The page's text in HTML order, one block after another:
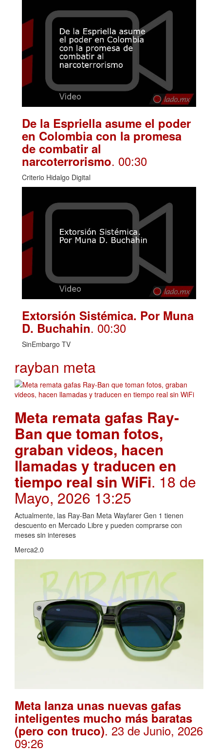
De la Espriella asume el poder
en Colombia con la promesa
de combatir al
narcoterrorismo. 00:30
Criterio Hidalgo Digital
Extorsión Sistémica. Por Muna
D. Buchahin. 00:30
SinEmbargo TV
rayban meta
Meta remata gafas Ray-
Ban que toman fotos,
graban videos, hacen
llamadas y traducen en
tiempo real sin WiFi. 18 de
Mayo, 2026 13:25
Actualmente, las Ray-Ban Meta Wayfarer Gen 1 tienen
descuento en Mercado Libre y pueden comprarse con
meses sin intereses
Merca2.0
Meta lanza unas nuevas gafas
inteligentes mucho más baratas
(pero con truco). 23 de Junio, 2026
09:26